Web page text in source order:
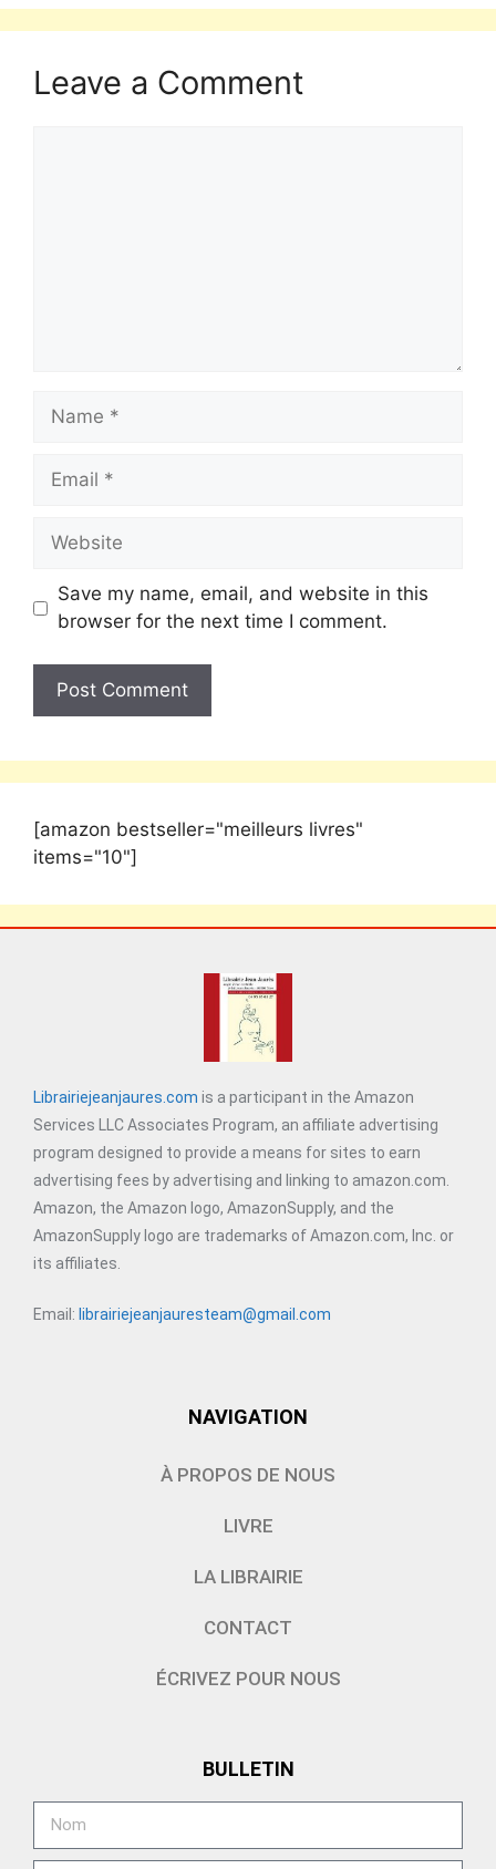
Leave a Comment
Save my name, email, and website in this
browser for the next time I comment.
[amazon bestseller="meilleurs livres"
items="10"]
Librairiejeanjaures.com is a participant in the Amazon
Services LLC Associates Program, an affiliate advertising
program designed to provide a means for sites to earn
advertising fees by advertising and linking to amazon.com.
Amazon, the Amazon logo, AmazonSupply, and the
AmazonSupply logo are trademarks of Amazon.com, Inc. or
its affiliates.
Email: librairiejeanjauresteam@gmail.com
NAVIGATION
À PROPOS DE NOUS
LIVRE
LA LIBRAIRIE
CONTACT
ÉCRIVEZ POUR NOUS
BULLETIN